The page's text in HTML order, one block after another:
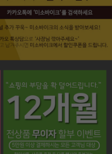
페이코 라이프